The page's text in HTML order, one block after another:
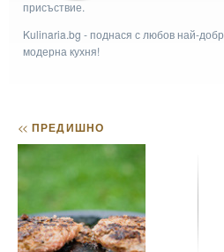
присъствие.
Kulinaria.bg - поднася с любов най-
модерна кухня!
<< ПРЕДИШНО